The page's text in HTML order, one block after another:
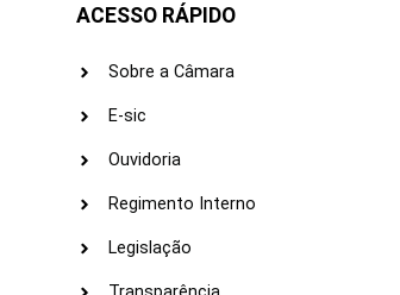
ACESSO RÁPIDO
Sobre a Câmara
E-sic
Ouvidoria
Regimento Interno
Legislação